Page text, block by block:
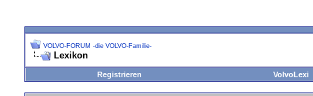
VOLVO-FORUM -die VOLVO-Familie-
Lexikon
Registrieren VolvoLexi